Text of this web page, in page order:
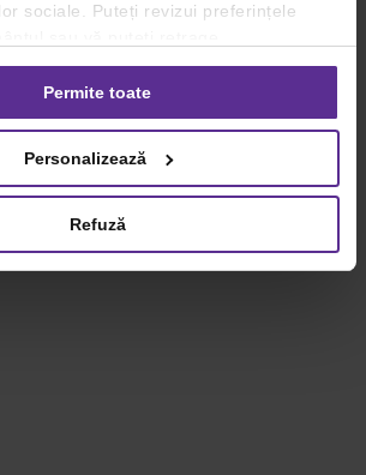
sociale. Puteți revizui preferințele
făcând click pe linkul către
uri.
cookie.Detalii
Permite toate
Personalizează
Refuză